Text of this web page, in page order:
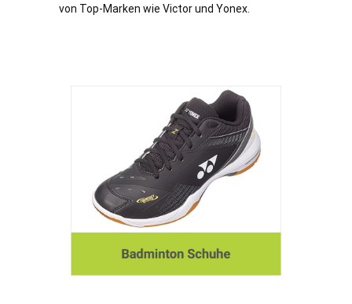
von Top-Marken wie Victor und Yonex.